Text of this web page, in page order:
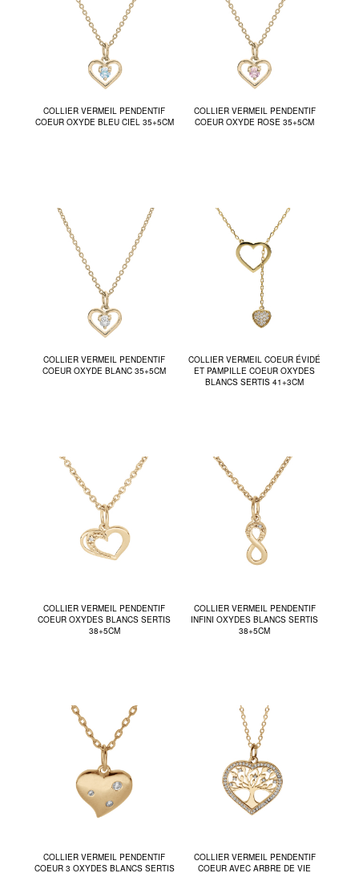
COLLIER VERMEIL PENDENTIF
COEUR OXYDE BLEU CIEL 35+5CM
COLLIER VERMEIL PENDENTIF
COEUR OXYDE ROSE 35+5CM
COLLIER VERMEIL PENDENTIF
COEUR OXYDE BLANC 35+5CM
COLLIER VERMEIL COEUR ÉVIDÉ
ET PAMPILLE COEUR OXYDES
BLANCS SERTIS 41+3CM
COLLIER VERMEIL PENDENTIF
COEUR OXYDES BLANCS SERTIS
38+5CM
COLLIER VERMEIL PENDENTIF
INFINI OXYDES BLANCS SERTIS
38+5CM
COLLIER VERMEIL PENDENTIF
COEUR 3 OXYDES BLANCS SERTIS
COLLIER VERMEIL PENDENTIF
COEUR AVEC ARBRE DE VIE